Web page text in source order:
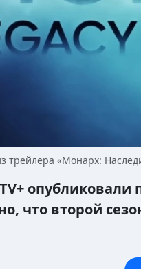
трейлера «Монарх:
что второй